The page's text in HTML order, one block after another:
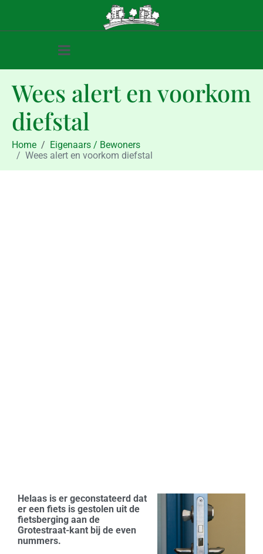
Wees alert en voorkom
diefstal
Home
Eigenaars / Bewoners
Wees alert en voorkom diefstal
Helaas is er geconstateerd dat
er een fiets is gestolen uit de
fietsberging aan de
Grotestraat-kant bij de even
nummers.